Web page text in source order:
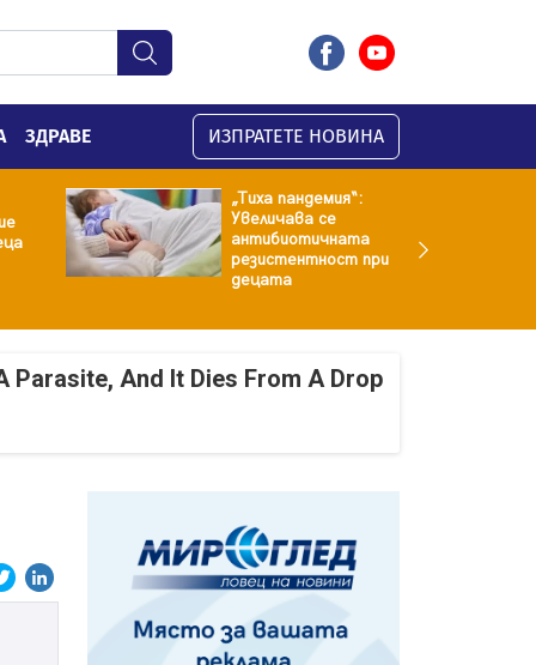
ЗДРАВЕ ИЗПРАТЕТЕ НОВИНА
„Тиха пандемия“:
Увеличава се
антибиотичната
резистентност при
децата
Parasite, And It Dies From A Drop